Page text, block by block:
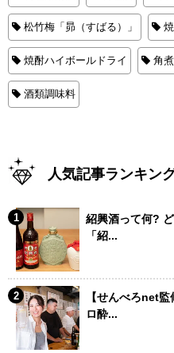
松竹梅「昴（すばる）」
焼酎ハイボールドライ 角煮
酒類調味料
人気記事ランキン
紹興酒って何?
「紹...
【せんべろnet
ロ酔...